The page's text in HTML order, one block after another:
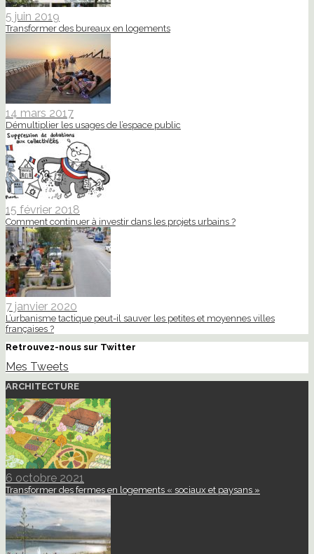
5 juin 2019
Transformer des bureaux en logements
14 mars 2017
Démultiplier les usages de l’espace public
15 février 2018
Comment continuer à investir dans les projets urbains ?
7 janvier 2020
L’urbanisme tactique peut-il sauver les petites et moyennes villes
françaises ?
Retrouvez-nous sur Twitter
Mes Tweets
ARCHITECTURE
6 octobre 2021
Transformer des fermes en logements « sociaux et paysans »